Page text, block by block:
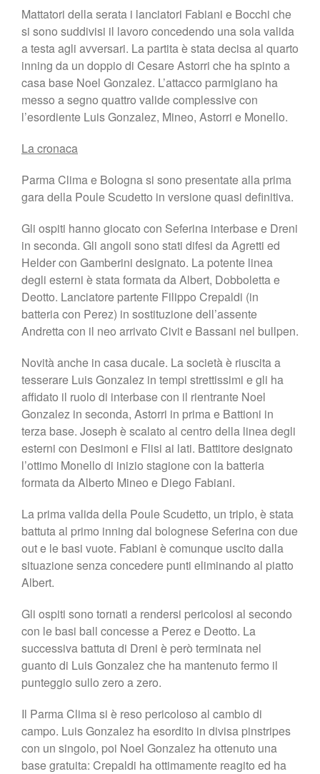
Mattatori della serata i lanciatori Fabiani e Bocchi che
si sono suddivisi il lavoro concedendo una sola valida
a testa agli avversari. La partita è stata decisa al quarto
inning da un doppio di Cesare Astorri che ha spinto a
casa base Noel Gonzalez. L’attacco parmigiano ha
messo a segno quattro valide complessive con
l’esordiente Luis Gonzalez, Mineo, Astorri e Monello.
La cronaca
Parma Clima e Bologna si sono presentate alla prima
gara della Poule Scudetto in versione quasi definitiva.
Gli ospiti hanno giocato con Seferina interbase e Dreni
in seconda. Gli angoli sono stati difesi da Agretti ed
Helder con Gamberini designato. La potente linea
degli esterni è stata formata da Albert, Dobboletta e
Deotto. Lanciatore partente Filippo Crepaldi (in
batteria con Perez) in sostituzione dell’assente
Andretta con il neo arrivato Civit e Bassani nel bullpen.
Novità anche in casa ducale. La società è riuscita a
tesserare Luis Gonzalez in tempi strettissimi e gli ha
affidato il ruolo di interbase con il rientrante Noel
Gonzalez in seconda, Astorri in prima e Battioni in
terza base. Joseph è scalato al centro della linea degli
esterni con Desimoni e Flisi ai lati. Battitore designato
l’ottimo Monello di inizio stagione con la batteria
formata da Alberto Mineo e Diego Fabiani.
La prima valida della Poule Scudetto, un triplo, è stata
battuta al primo inning dal bolognese Seferina con due
out e le basi vuote. Fabiani è comunque uscito dalla
situazione senza concedere punti eliminando al piatto
Albert.
Gli ospiti sono tornati a rendersi pericolosi al secondo
con le basi ball concesse a Perez e Deotto. La
successiva battuta di Dreni è però terminata nel
guanto di Luis Gonzalez che ha mantenuto fermo il
punteggio sullo zero a zero.
Il Parma Clima si è reso pericoloso al cambio di
campo. Luis Gonzalez ha esordito in divisa pinstripes
con un singolo, poi Noel Gonzalez ha ottenuto una
base gratuita: Crepaldi ha ottimamente reagito ed ha